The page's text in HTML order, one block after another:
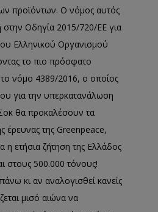
προϊόντων. Ο νόμος αυτός
Οδηγία 2015/720/ΕΕ για
Ελληνικού Οργανισμού
το πιο πρόσφατο
νόμο 4389/2016, ο οποίος
για την υπερκατανάλωση
θα προκαλέσουν τα
έρευνας της Greenpeace,
ετήσια ζήτηση της Ελλάδος
στους 500.000 τόνους!
κι αν αναλογισθεί κανείς
μισό αιώνα να